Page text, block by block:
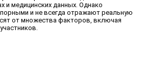
и медицинских данных. Однако
и не всегда отражают реальную
от множества факторов, включая